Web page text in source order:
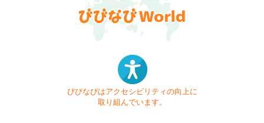
びびなびはアクセシビリティの向上に
取り組んでいます。